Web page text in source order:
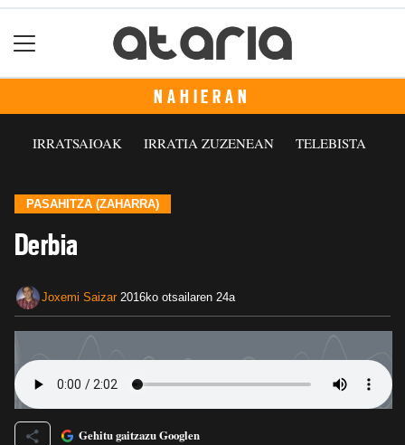
NAHIERAN
IRRATSAIOAK IRRATIA ZUZENEAN TELEBISTA
PASAHITZA (ZAHARRA)
Derbia
Joxemi Saizar 2016ko otsailaren 24a
Gehitu gaitzazu Googlen